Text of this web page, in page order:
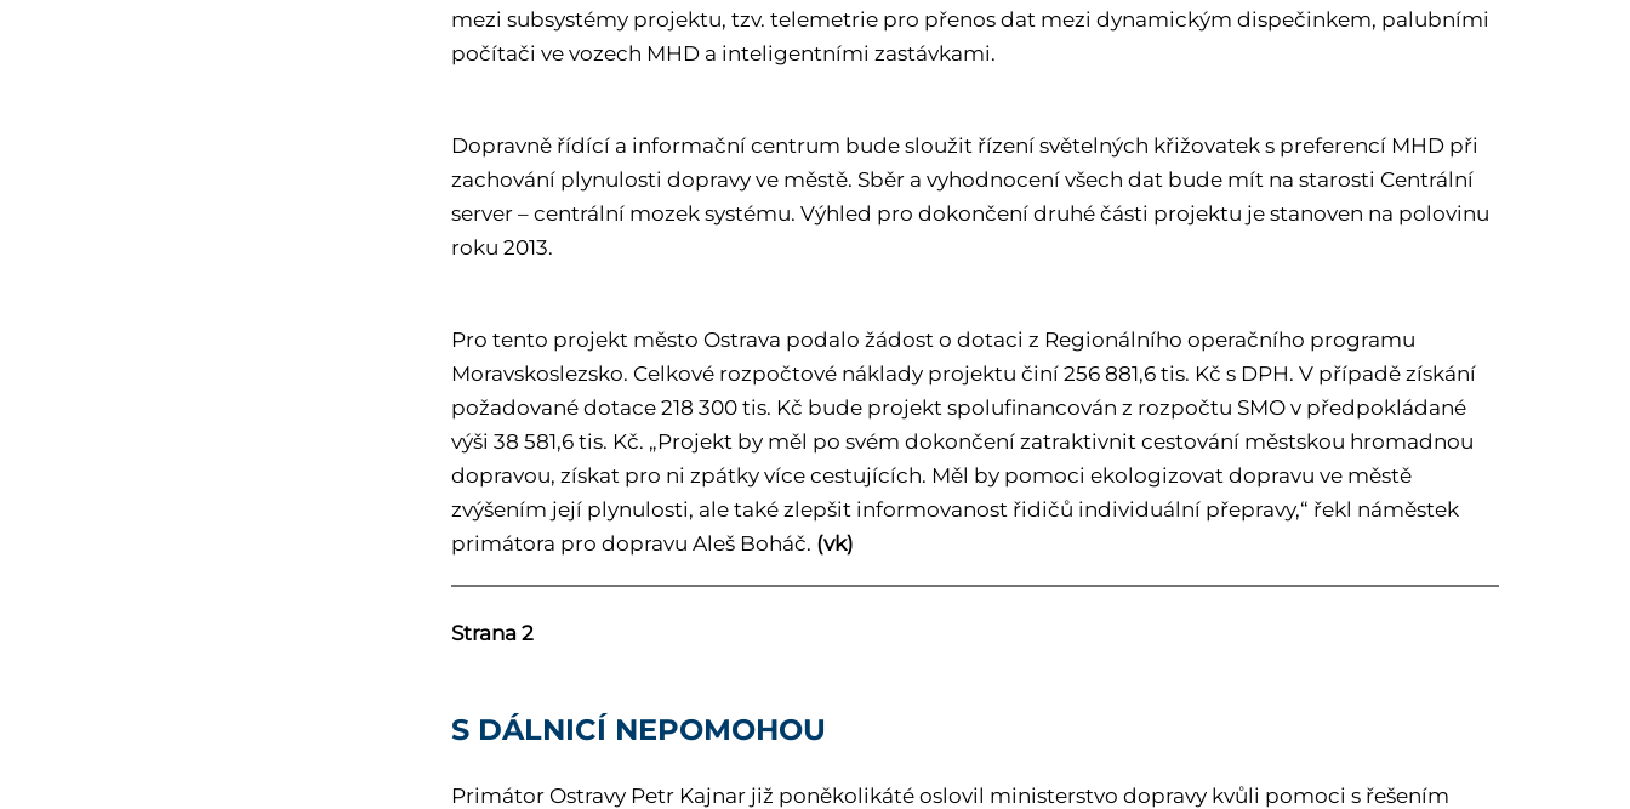
mezi subsystémy projektu, tzv. telemetrie pro přenos dat mezi dynamickým dispečinkem, palubními
počítači ve vozech MHD a inteligentními zastávkami.
Dopravně řídící a informační centrum bude sloužit řízení světelných křižovatek s preferencí MHD při
zachování plynulosti dopravy ve městě. Sběr a vyhodnocení všech dat bude mít na starosti Centrální
server – centrální mozek systému. Výhled pro dokončení druhé části projektu je stanoven na polovinu
roku 2013.
Pro tento projekt město Ostrava podalo žádost o dotaci z Regionálního operačního programu
Moravskoslezsko. Celkové rozpočtové náklady projektu činí 256 881,6 tis. Kč s DPH. V případě získání
požadované dotace 218 300 tis. Kč bude projekt spolufinancován z rozpočtu SMO v předpokládané
výši 38 581,6 tis. Kč. „Projekt by měl po svém dokončení zatraktivnit cestování městskou hromadnou
dopravou, získat pro ni zpátky více cestujících. Měl by pomoci ekologizovat dopravu ve městě
zvýšením její plynulosti, ale také zlepšit informovanost řidičů individuální přepravy,“ řekl náměstek
primátora pro dopravu Aleš Boháč. (vk)
Strana 2
S DÁLNICÍ NEPOMOHOU
Primátor Ostravy Petr Kajnar již poněkolikáté oslovil ministerstvo dopravy kvůli pomoci s řešením